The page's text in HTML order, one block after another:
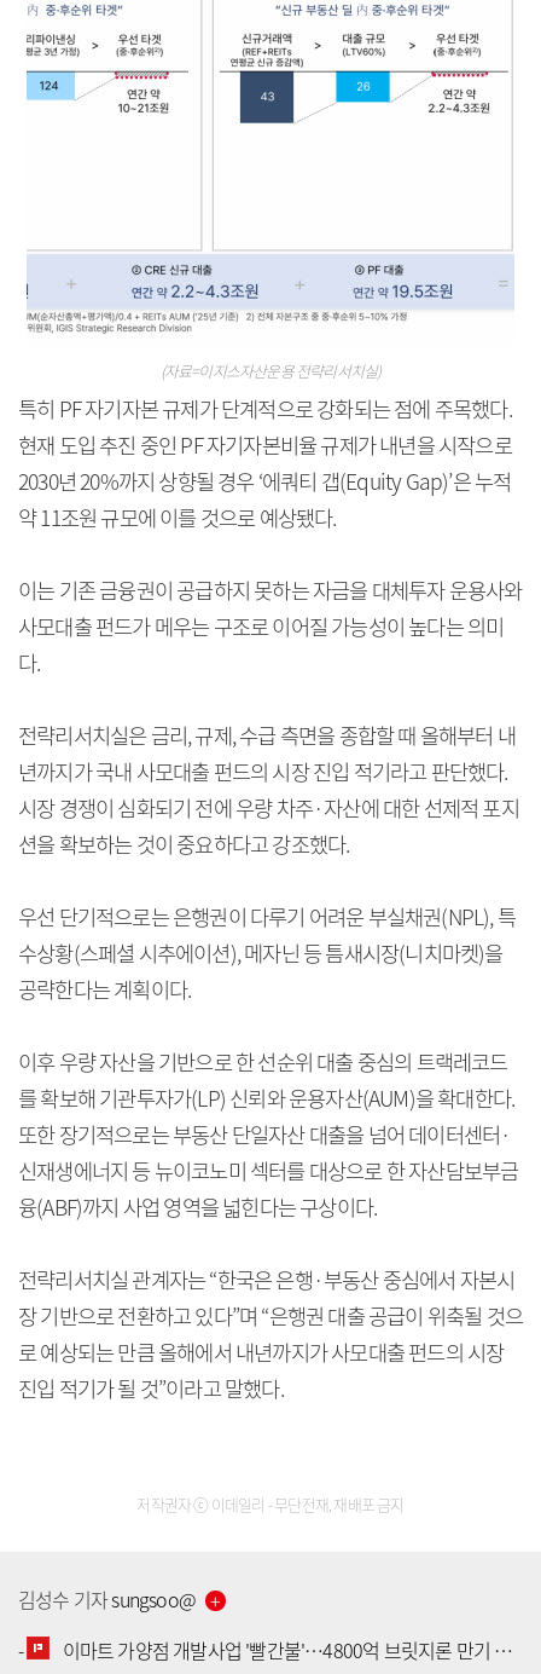
(자료=이지스자산운용 전략리서치실)
특히 PF 자기자본 규제가 단계적으로 강화되는 점에 주목했다.
현재 도입 추진 중인 PF 자기자본비율 규제가 내년을 시작으로
2030년 20%까지 상향될 경우 ‘에쿼티 갭(Equity Gap)’은 누적
약 11조원 규모에 이를 것으로 예상됐다.
이는 기존 금융권이 공급하지 못하는 자금을 대체투자 운용사와
사모대출 펀드가 메우는 구조로 이어질 가능성이 높다는 의미
다.
전략리서치실은 금리, 규제, 수급 측면을 종합할 때 올해부터 내
년까지가 국내 사모대출 펀드의 시장 진입 적기라고 판단했다.
시장 경쟁이 심화되기 전에 우량 차주·자산에 대한 선제적 포지
션을 확보하는 것이 중요하다고 강조했다.
우선 단기적으로는 은행권이 다루기 어려운 부실채권(NPL), 특
수상황(스페셜 시추에이션), 메자닌 등 틈새시장(니치마켓)을
공략한다는 계획이다.
이후 우량 자산을 기반으로 한 선순위 대출 중심의 트랙레코드
를 확보해 기관투자가(LP) 신뢰와 운용자산(AUM)을 확대한다.
또한 장기적으로는 부동산 단일자산 대출을 넘어 데이터센터·
신재생에너지 등 뉴이코노미 섹터를 대상으로 한 자산담보부금
융(ABF)까지 사업 영역을 넓힌다는 구상이다.
전략리서치실 관계자는 “한국은 은행·부동산 중심에서 자본시
장 기반으로 전환하고 있다”며 “은행권 대출 공급이 위축될 것으
로 예상되는 만큼 올해에서 내년까지가 사모대출 펀드의 시장
진입 적기가 될 것”이라고 말했다.
저작권자 ⓒ 이데일리 - 무단전재, 재배포 금지
김성수 기자sungsoo@
-
이마트 가양점 개발사업 '빨간불'…4800억 브릿지론 만기 코앞